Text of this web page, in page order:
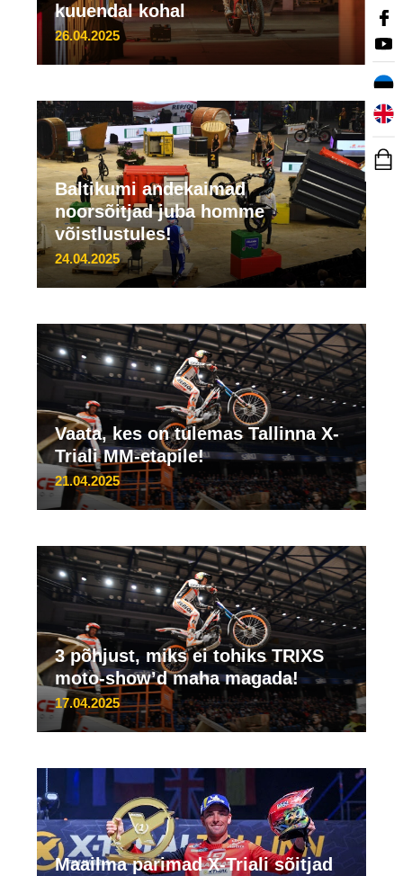
kuuendal kohal
26.04.2025
Baltikumi andekaimad
noorsõitjad juba homme
võistlustules!
24.04.2025
Vaata, kes on tulemas Tallinna X-
Triali MM-etapile!
21.04.2025
3 põhjust, miks ei tohiks TRIXS
moto-show’d maha magada!
17.04.2025
Maailma parimad X-Triali sõitjad